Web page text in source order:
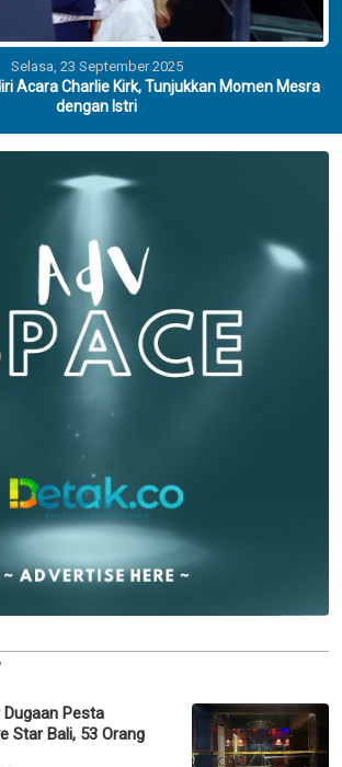
Selasa, 23 September 2025
Acara Charlie Kirk, Tunjukkan Momen Mesra
dengan Istri
Pesta
Star Bali, 53 Orang